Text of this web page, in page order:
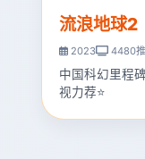
流浪地球2
2023 4480
中国科幻里程
视力荐⭐